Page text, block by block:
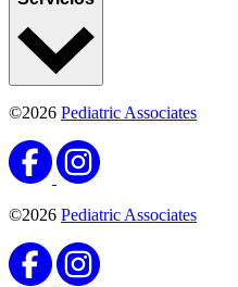
©2026 Pediatric Associates
©2026 Pediatric Associates